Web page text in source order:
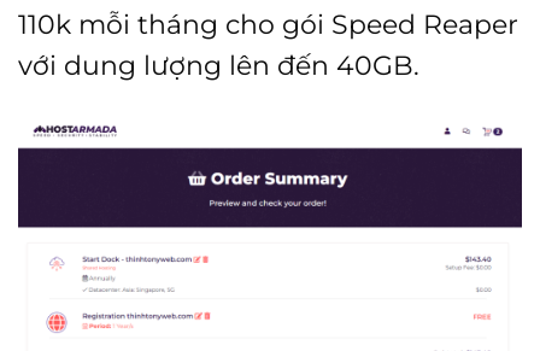
110k mỗi tháng cho gói Speed Reaper
với dung lượng lên đến 40GB.